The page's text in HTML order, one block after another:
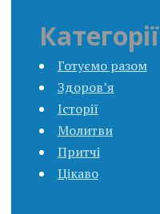
Категорії
Готуємо разом
Здоров’я
Історії
Молитви
Притчі
Цікаво